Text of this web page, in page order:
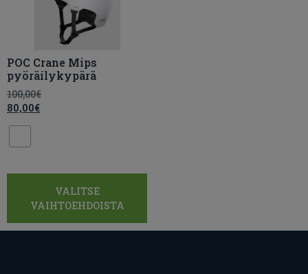
POC Crane Mips
pyöräilykypärä
100,00€
80,00€
VALITSE
VAIHTOEHDOISTA